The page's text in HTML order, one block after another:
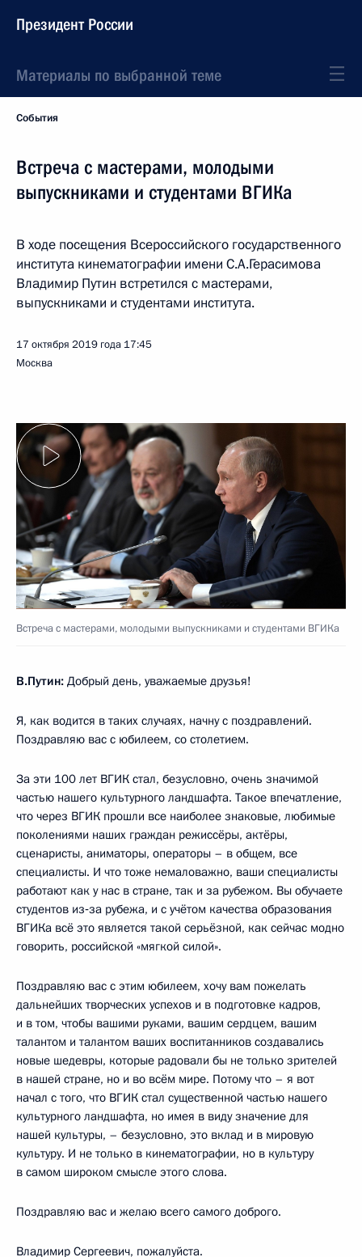
Президент России
Материалы по выбранной теме
События
Встреча с мастерами, молодыми
выпускниками и студентами ВГИКа
В ходе посещения Всероссийского государственного
института кинематографии имени С.А.Герасимова
Владимир Путин встретился с мастерами,
выпускниками и студентами института.
17 октября 2019 года 17:45
Москва
Встреча с мастерами, молодыми выпускниками и студентами ВГИКа
В.Путин: Добрый день, уважаемые друзья!
Я, как водится в таких случаях, начну с поздравлений.
Поздравляю вас с юбилеем, со столетием.
За эти 100 лет ВГИК стал, безусловно, очень значимой
частью нашего культурного ландшафта. Такое впечатление,
что через ВГИК прошли все наиболее знаковые, любимые
поколениями наших граждан режиссёры, актёры,
сценаристы, аниматоры, операторы – в общем, все
специалисты. И что тоже немаловажно, ваши специалисты
работают как у нас в стране, так и за рубежом. Вы обучаете
студентов из‑за рубежа, и с учётом качества образования
ВГИКа всё это является такой серьёзной, как сейчас модно
говорить, российской «мягкой силой».
Поздравляю вас с этим юбилеем, хочу вам пожелать
дальнейших творческих успехов и в подготовке кадров,
и в том, чтобы вашими руками, вашим сердцем, вашим
талантом и талантом ваших воспитанников создавались
новые шедевры, которые радовали бы не только зрителей
в нашей стране, но и во всём мире. Потому что – я вот
начал с того, что ВГИК стал существенной частью нашего
культурного ландшафта, но имея в виду значение для
нашей культуры, – безусловно, это вклад и в мировую
культуру. И не только в кинематографии, но в культуру
в самом широком смысле этого слова.
Поздравляю вас и желаю всего самого доброго.
Владимир Сергеевич, пожалуйста.